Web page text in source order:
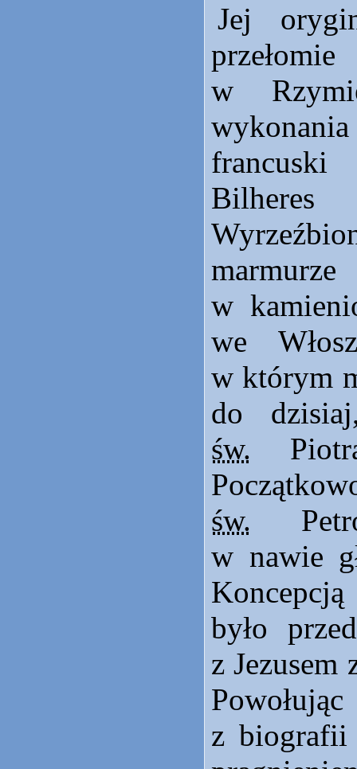
Jej
w
francuski
Bilheres
w
we
w którym
do
św.
św.
w nawie
było
z Jezusem
z biografii